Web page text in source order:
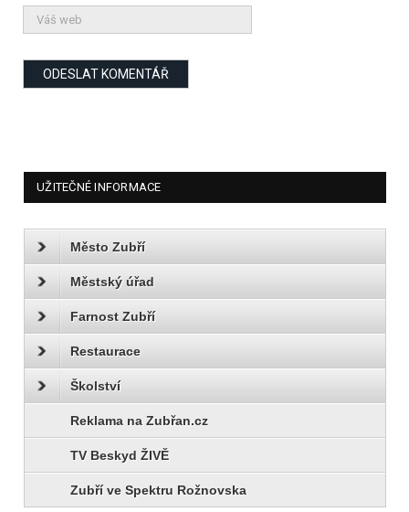
UŽITEČNÉ INFORMACE
Město Zubří
Městský úřad
Farnost Zubří
Restaurace
Školství
Reklama na Zubřan.cz
TV Beskyd ŽIVĚ
Zubří ve Spektru Rožnovska